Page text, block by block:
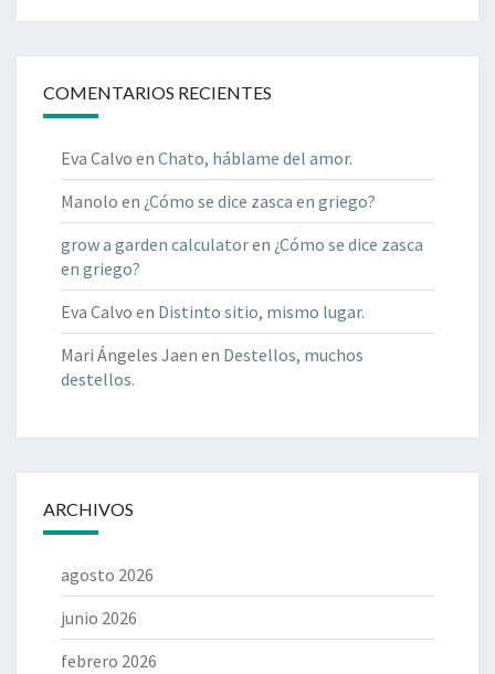
COMENTARIOS RECIENTES
Eva Calvo en Chato, háblame del amor.
Manolo en ¿Cómo se dice zasca en griego?
grow a garden calculatoren ¿Cómo se dice zasca
en griego?
Eva Calvo en Distinto sitio, mismo lugar.
Mari Ángeles Jaen en Destellos, muchos
destellos.
ARCHIVOS
agosto 2026
junio 2026
febrero 2026